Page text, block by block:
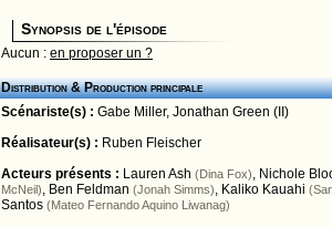
Synopsis de l'épisode
Aucun : en proposer un ?
Distribution & Production principale
Scénariste(s) : Gabe Miller, Jonathan Green (II)
Réalisateur(s) : Ruben Fleischer
Acteurs présents : Lauren Ash (Dina Fox), Nichole
McNeil), Ben Feldman (Jonah Simms), Kaliko Kauahi
Santos (Mateo Fernando Aquino Liwanag)